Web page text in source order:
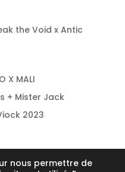
the Void x Antic
X MALI
+ Mister Jack
2023
nous permettre de